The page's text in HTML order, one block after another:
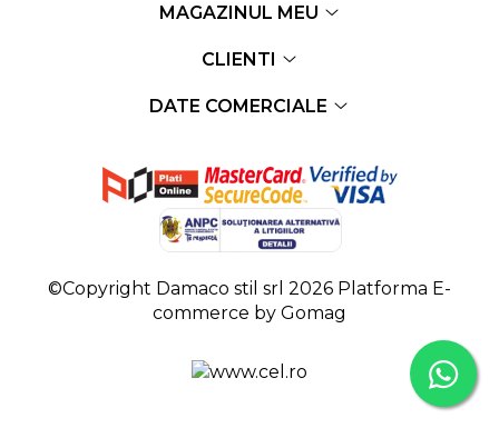
MAGAZINUL MEU
CLIENTI
DATE COMERCIALE
©Copyright Damaco stil srl 2026 Platforma E-
commerce by Gomag